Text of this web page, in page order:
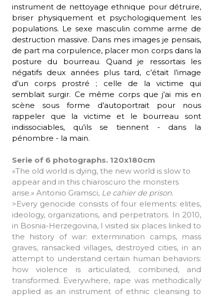
instrument de nettoyage ethnique pour détruire,
briser physiquement et psychologiquement les
populations. Le sexe masculin comme arme de
destruction massive. Dans mes images je pensais,
de part ma corpulence, placer mon corps dans la
posture du bourreau. Quand je ressortais les
négatifs deux années plus tard, c’était l’image
d’un corps prostré ; celle de la victime qui
semblait surgir. Ce même corps que j’ai mis en
scène sous forme d’autoportrait pour nous
rappeler que la victime et le bourreau sont
indissociables, qu’ils se tiennent - dans la
pénombre - la main.
Serie of 6 photographs. 120x180cm
«The old world is dying, the new world is slow to
appear and in this chiaroscuro the monsters
arise.» Antonio Gramsci, Le cahier de prison.
>Every genocide consists of four elements: elites,
ideology, organizations, and perpetrators. In 2010,
in Bosnia-Herzegovina, I visited six places linked to
the history of war: extermination camps, mass
graves, ransacked villages, destroyed cities, in an
attempt to understand certain human behaviors:
how violence is articulated, combined, and
transformed. Everywhere, rape was methodically
applied as an instrument of ethnic cleansing to